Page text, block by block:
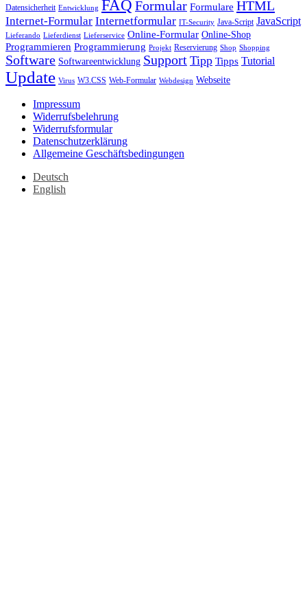
Datensicherheit Entwicklung FAQ Formular Formulare HTML
Internet-Formular Internetformular IT-Security Java-Script JavaScript
Lieferando Lieferdienst Lieferservice Online-Formular Online-Shop
Programmieren Programmierung Projekt Reservierung Shop Shopping
Software Softwareentwicklung Support Tipp Tipps Tutorial
Update Virus W3.CSS Web-Formular Webdesign Webseite
Impressum
Widerrufsbelehrung
Widerrufsformular
Datenschutzerklärung
Allgemeine Geschäftsbedingungen
Deutsch
English